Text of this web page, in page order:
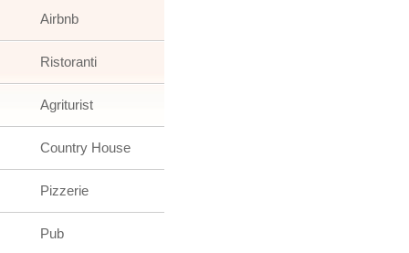
Airbnb
Ristoranti
Agriturist
Country House
Pizzerie
Pub